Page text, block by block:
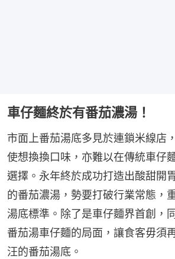
車仔麵終於有番茄濃湯！
市面上番茄湯底多見於連鎖米線店
使想換換口味，亦難以在傳統車仔
選擇。永年終於成功打造出酸甜開
的番茄濃湯，勢要打破行業常態，
湯底標準。除了是車仔麵界首創，
番茄湯車仔麵的局面，讓食客毋須
汪的番茄湯底。